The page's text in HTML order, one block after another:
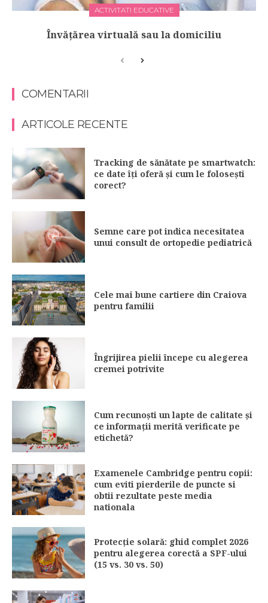
ACTIVITATI EDUCATIVE
Învățărea virtuală sau la domiciliu
COMENTARII
ARTICOLE RECENTE
Tracking de sănătate pe smartwatch:
ce date îți oferă și cum le folosești
corect?
Semne care pot indica necesitatea
unui consult de ortopedie pediatrică
Cele mai bune cartiere din Craiova
pentru familii
Îngrijirea pielii începe cu alegerea
cremei potrivite
Cum recunoști un lapte de calitate și
ce informații merită verificate pe
etichetă?
Examenele Cambridge pentru copii:
cum eviti pierderile de puncte si
obtii rezultate peste media
nationala
Protecție solară: ghid complet 2026
pentru alegerea corectă a SPF-ului
(15 vs. 30 vs. 50)